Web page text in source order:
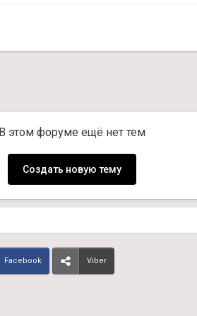
В этом форуме ещё нет тем
Создать новую тему
Facebook Viber